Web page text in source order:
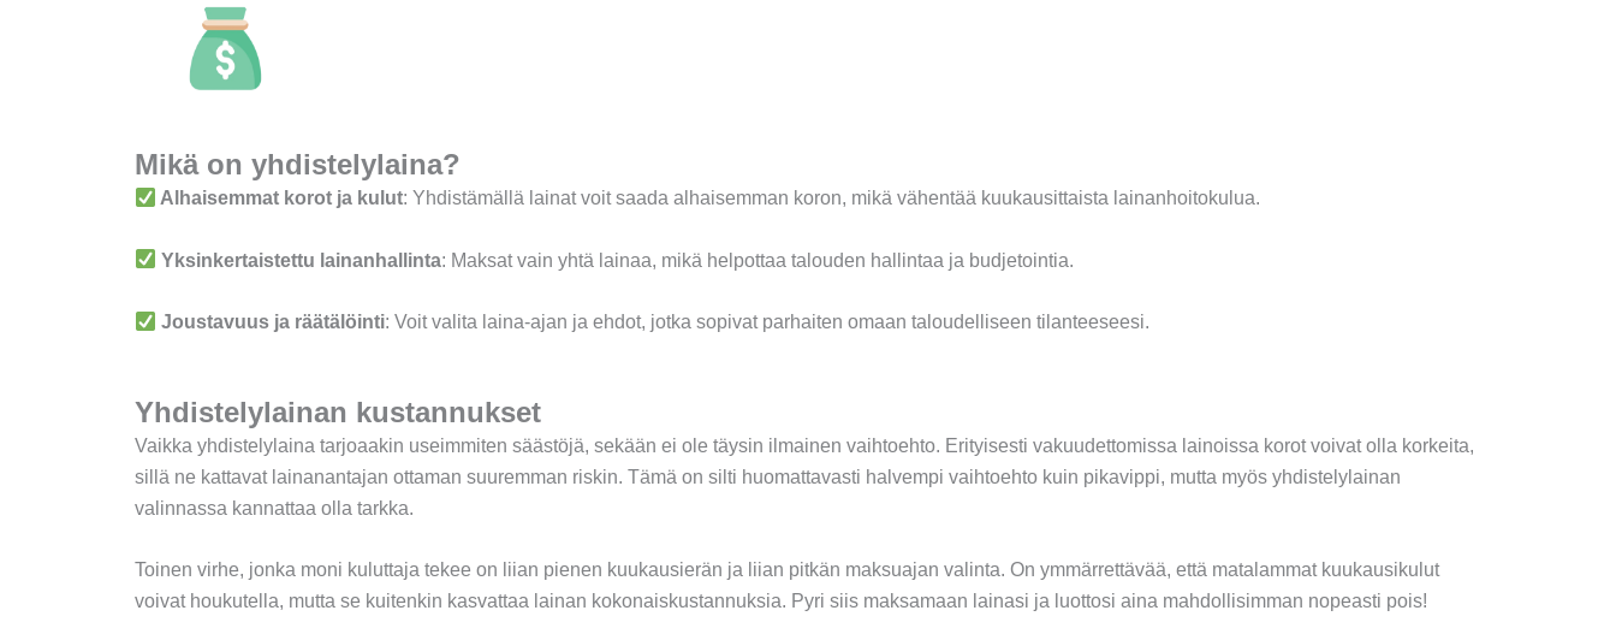
Mikä on yhdistelylaina?
Alhaisemmat korot ja kulut: Yhdistämällä lainat voit saada alhaisemman koron, mikä vähentää kuukausittaista lainanhoitokulua.
Yksinkertaistettu lainanhallinta: Maksat vain yhtä lainaa, mikä helpottaa talouden hallintaa ja budjetointia.
Joustavuus ja räätälöinti: Voit valita laina-ajan ja ehdot, jotka sopivat parhaiten omaan taloudelliseen tilanteeseesi.
Yhdistelylainan kustannukset
Vaikka yhdistelylaina tarjoaakin useimmiten säästöjä, sekään ei ole täysin ilmainen vaihtoehto. Erityisesti vakuudettomissa lainoissa korot voivat olla korkeita,
sillä ne kattavat lainanantajan ottaman suuremman riskin. Tämä on silti huomattavasti halvempi vaihtoehto kuin pikavippi, mutta myös yhdistelylainan
valinnassa kannattaa olla tarkka.
Toinen virhe, jonka moni kuluttaja tekee on liian pienen kuukausierän ja liian pitkän maksuajan valinta. On ymmärrettävää, että matalammat kuukausikulut
voivat houkutella, mutta se kuitenkin kasvattaa lainan kokonaiskustannuksia. Pyri siis maksamaan lainasi ja luottosi aina mahdollisimman nopeasti pois!